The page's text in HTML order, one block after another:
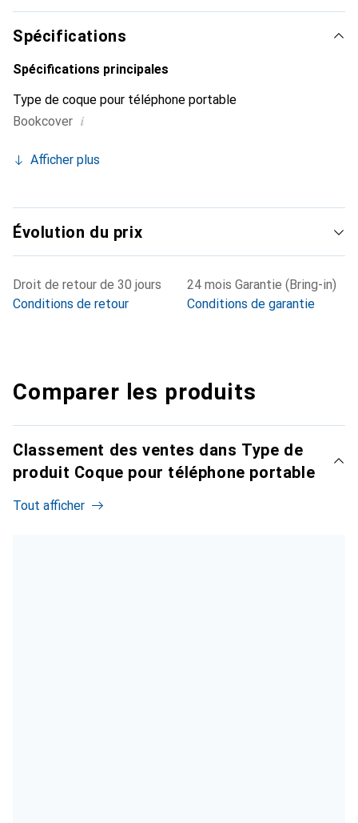
internationalement pour ses produits de haute qualité et
est un choix fiable pour une clientèle exigeante.
Spécifications
Spécifications principales
Type de coque pour téléphone portable
Bookcover i
Afficher plus
Évolution du prix
Droit de retour de 30 jours
Conditions de retour
24 mois Garantie (Bring-in)
Conditions de garantie
Comparer les produits
Classement des ventes dans Type de
produit Coque pour téléphone portable
Tout afficher